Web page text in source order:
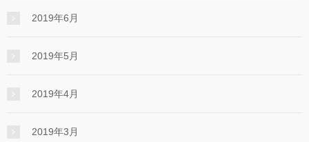
2019年6月
2019年5月
2019年4月
2019年3月